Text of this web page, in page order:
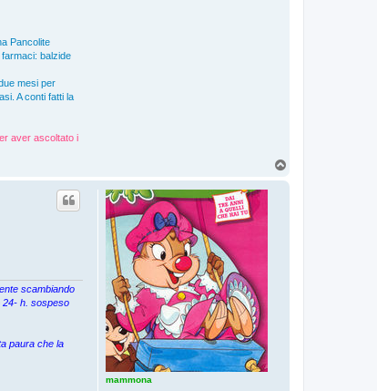
Pancolite
balzide
mesi per
A conti fatti la
aver ascoltato i
mammona
scambiando
24- h. sospeso
paura che la